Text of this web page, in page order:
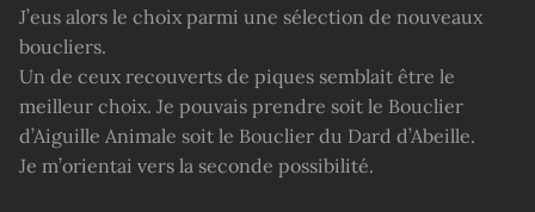
J’eus alors le choix parmi une sélection de nouveaux
boucliers.
Un de ceux recouverts de piques semblait être le
meilleur choix. Je pouvais prendre soit le Bouclier
d’Aiguille Animale soit le Bouclier du Dard d’Abeille.
Je m’orientai vers la seconde possibilité.